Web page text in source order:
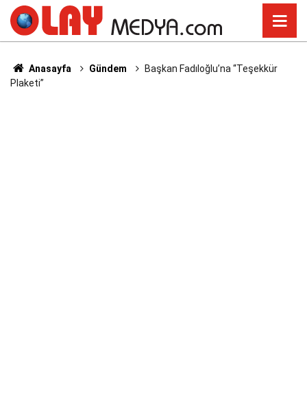
Anasayfa Gündem
Başkan Fadıloğlu’na “Teşekkür
Plaketi”